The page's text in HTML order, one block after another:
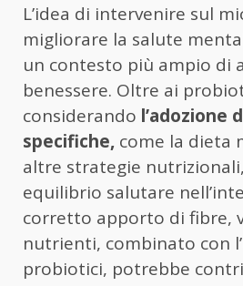
L’idea di intervenire sul
migliorare la salute
un contesto più ampio di
benessere. Oltre ai
considerando l’adozione
specifiche, come la dieta
altre strategie
equilibrio salutare
corretto apporto di fibre,
nutrienti, combinato con
probiotici, potrebbe